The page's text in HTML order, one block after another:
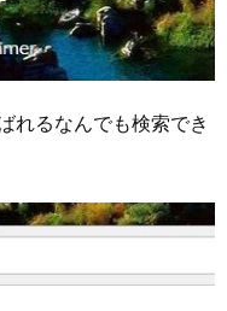
れるなんでも検索でき